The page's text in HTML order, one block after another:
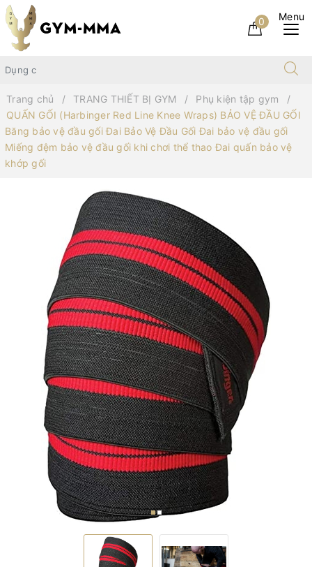
0
Trang chủ TRANG THIẾT BỊ GYM
Phụ kiện tập gym
QUẤN GỐI (Harbinger Red Line Knee Wraps) BẢO VỆ ĐẦU GỐI
Băng bảo vệ đầu gối Đai Bảo Vệ Đầu Gối Đai bảo vệ đầu gối
Miếng đệm bảo vệ đầu gối khi chơi thể thao Đai quấn bảo vệ
khớp gối